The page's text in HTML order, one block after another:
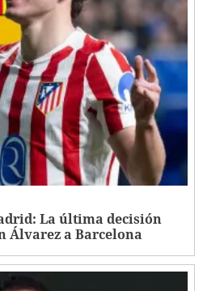
La última decisión
Álvarez a Barcelona